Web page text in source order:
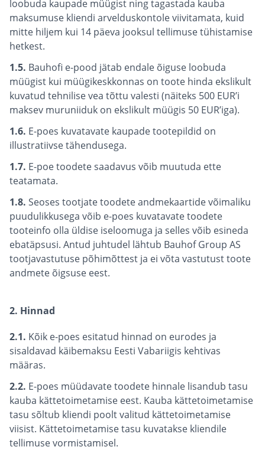
loobuda kaupade müügist ning tagastada kauba
maksumuse kliendi arvelduskontole viivitamata, kuid
mitte hiljem kui 14 päeva jooksul tellimuse tühistamise
hetkest.
1.5. Bauhofi e-pood jätab endale õiguse loobuda
müügist kui müügikeskkonnas on toote hinda ekslikult
kuvatud tehnilise vea tõttu valesti (näiteks 500 EUR’i
maksev muruniiduk on ekslikult müügis 50 EUR’iga).
1.6. E-poes kuvatavate kaupade tootepildid on
illustratiivse tähendusega.
1.7. E-poe toodete saadavus võib muutuda ette
teatamata.
1.8. Seoses tootjate toodete andmekaartide võimaliku
puudulikkusega võib e-poes kuvatavate toodete
tooteinfo olla üldise iseloomuga ja selles võib esineda
ebatäpsusi. Antud juhtudel lähtub Bauhof Group AS
tootjavastutuse põhimõttest ja ei võta vastutust toote
andmete õigsuse eest.
2. Hinnad
2.1. Kõik e-poes esitatud hinnad on eurodes ja
sisaldavad käibemaksu Eesti Vabariigis kehtivas
määras.
2.2. E-poes müüdavate toodete hinnale lisandub tasu
kauba kättetoimetamise eest. Kauba kättetoimetamise
tasu sõltub kliendi poolt valitud kättetoimetamise
viisist. Kättetoimetamise tasu kuvatakse kliendile
tellimuse vormistamisel.